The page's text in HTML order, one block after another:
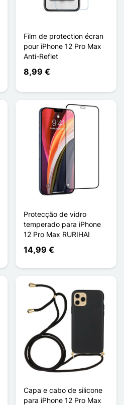
Film de protection écran
pour iPhone 12 Pro Max
Anti-Reflet
8,99 €
Protecção de vidro
temperado para iPhone
12 Pro Max RURIHAI
14,99 €
Capa e cabo de silicone
para iPhone 12 Pro Max